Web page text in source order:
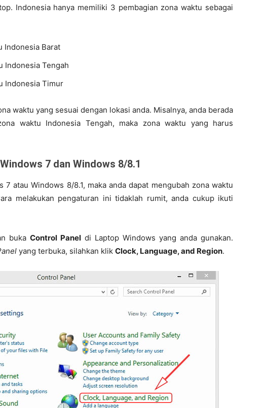
Indonesia hanya memiliki 3 pembagian zona waktu sebagai
Indonesia Barat
Indonesia Tengah
Indonesia Timur
waktu yang sesuai dengan lokasi anda. Misalnya, anda berada
waktu Indonesia Tengah, maka zona waktu yang harus
7 dan Windows 8/8.1
7 atau Windows 8/8.1, maka anda dapat mengubah zona waktu
melakukan pengaturan ini tidaklah rumit, anda cukup ikuti
buka Control Panel di Laptop Windows yang anda gunakan.
yang terbuka, silahkan klik Clock, Language, and Region.